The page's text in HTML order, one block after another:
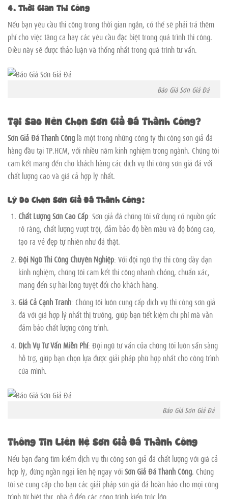
4. Thời Gian Thi Công
Nếu bạn yêu cầu thi công trong thời gian ngắn, có thể sẽ phải trả thêm
phí cho việc tăng ca hay các yêu cầu đặc biệt trong quá trình thi công.
Điều này sẽ được thảo luận và thống nhất trong quá trình tư vấn.
Báo Giá Sơn Giả Đá
Tại Sao Nên Chọn Sơn Giả Đá Thành Công?
Sơn Giả Đá Thành Công là một trong những công ty thi công sơn giả đá
hàng đầu tại TP.HCM, với nhiều năm kinh nghiệm trong ngành. Chúng tôi
cam kết mang đến cho khách hàng các dịch vụ thi công sơn giả đá với
chất lượng cao và giá cả hợp lý nhất.
Lý Do Chọn Sơn Giả Đá Thành Công:
Chất Lượng Sơn Cao Cấp: Sơn giả đá chúng tôi sử dụng có nguồn gốc
rõ ràng, chất lượng vượt trội, đảm bảo độ bền màu và độ bóng cao,
tạo ra vẻ đẹp tự nhiên như đá thật.
Đội Ngũ Thi Công Chuyên Nghiệp: Với đội ngũ thợ thi công dày dạn
kinh nghiệm, chúng tôi cam kết thi công nhanh chóng, chuẩn xác,
mang đến sự hài lòng tuyệt đối cho khách hàng.
Giá Cả Cạnh Tranh: Chúng tôi luôn cung cấp dịch vụ thi công sơn giả
đá với giá hợp lý nhất thị trường, giúp bạn tiết kiệm chi phí mà vẫn
đảm bảo chất lượng công trình.
Dịch Vụ Tư Vấn Miễn Phí: Đội ngũ tư vấn của chúng tôi luôn sẵn sàng
hỗ trợ, giúp bạn chọn lựa được giải pháp phù hợp nhất cho công trình
của mình.
Báo Giá Sơn Giả Đá
Thông Tin Liên Hệ Sơn Giả Đá Thành Công
Nếu bạn đang tìm kiếm dịch vụ thi công sơn giả đá chất lượng với giá cả
hợp lý, đừng ngần ngại liên hệ ngay vớiSơn Giả Đá Thành Công. Chúng
tôi sẽ cung cấp cho bạn các giải pháp sơn giả đá hoàn hảo cho mọi công
trình từ biệt thự, nhà ở đến các công trình kiến trúc lớn.